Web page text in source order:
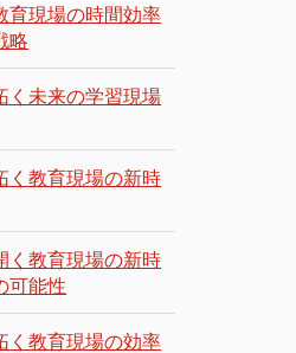
育現場の時間効率
略
く未来の学習現場
く教育現場の新時
く教育現場の新時
可能性
く教育現場の効率